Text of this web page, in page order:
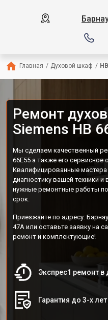
Главная / Духовой шкаф /
Ремонт
Siemens HB
Мы сделаем качественный
66E55 а также его сервисное
Квалифицированные
диагностику вашей техники
нужные ремонтные работы
срок.
Приезжайте по адресу:
47А или оставьте заявку на
ремонт и комплектующие!
Экспрес1 ремонт в
Гарантия до 3-х лет